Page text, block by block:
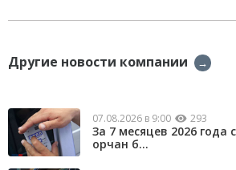
Другие новости компании →
07.08.2026 в 9:00 293
За 7 месяцев 2026 года
орчан б...